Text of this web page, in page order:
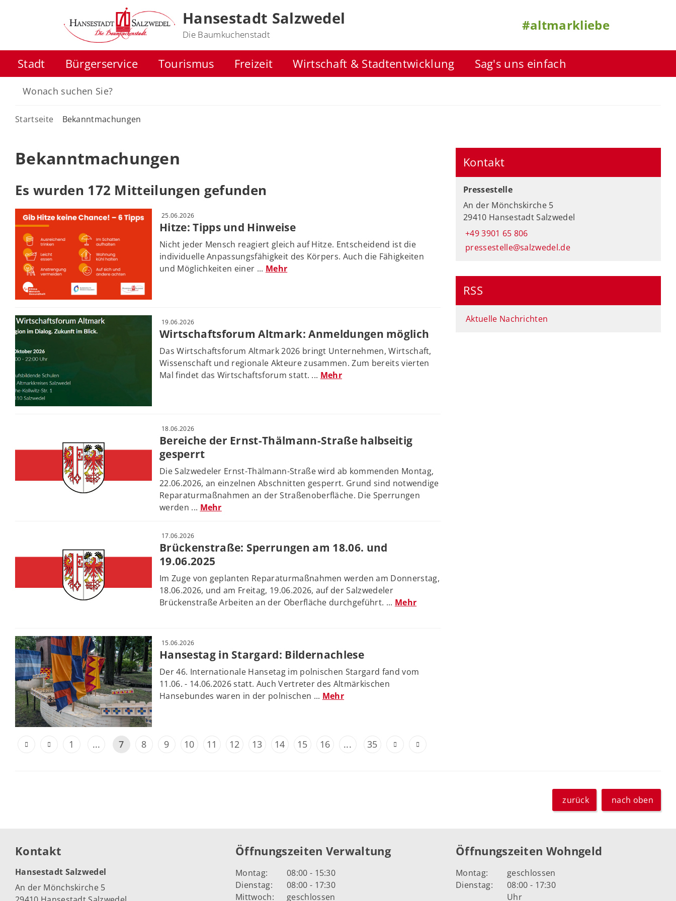
Hansestadt Salzwedel
Die Baumkuchenstadt
#altmarkliebe
Stadt Bürgerservice Tourismus Freizeit Wirtschaft & Stadtentwicklung Sag's uns einfach
Startseite Bekanntmachungen
Bekanntmachungen
Es wurden 172 Mitteilungen gefunden
25.06.2026
Hitze: Tipps und Hinweise
Nicht jeder Mensch reagiert gleich auf Hitze. Entscheidend ist die
individuelle Anpassungsfähigkeit des Körpers. Auch die Fähigkeiten
und Möglichkeiten einer ... Mehr
19.06.2026
Wirtschaftsforum Altmark: Anmeldungen möglich
Das Wirtschaftsforum Altmark 2026 bringt Unternehmen, Wirtschaft,
Wissenschaft und regionale Akteure zusammen. Zum bereits vierten
Mal findet das Wirtschaftsforum statt. ... Mehr
18.06.2026
Bereiche der Ernst-Thälmann-Straße halbseitig
gesperrt
Die Salzwedeler Ernst-Thälmann-Straße wird ab kommenden Montag,
22.06.2026, an einzelnen Abschnitten gesperrt. Grund sind notwendige
Reparaturmaßnahmen an der Straßenoberfläche. Die Sperrungen
werden ... Mehr
17.06.2026
Brückenstraße: Sperrungen am 18.06. und
19.06.2025
Im Zuge von geplanten Reparaturmaßnahmen werden am Donnerstag,
18.06.2026, und am Freitag, 19.06.2026, auf der Salzwedeler
Brückenstraße Arbeiten an der Oberfläche durchgeführt. ... Mehr
15.06.2026
Hansestag in Stargard: Bildernachlese
Der 46. Internationale Hansetag im polnischen Stargard fand vom
11.06. - 14.06.2026 statt. Auch Vertreter des Altmärkischen
Hansebundes waren in der polnischen ... Mehr
1 ... 7 8 9 10 11 12 13 14 15 16 ... 35
Kontakt
Pressestelle
An der Mönchskirche 5
29410 Hansestadt Salzwedel
+49 3901 65 806
pressestelle@salzwedel.de
RSS
Aktuelle Nachrichten
zurück nach oben
Kontakt
Hansestadt Salzwedel
An der Mönchskirche 5
Öffnungszeiten Verwaltung
Montag:
08:00 - 15:30
Dienstag:
08:00 - 17:30
Mittwoch:
geschlossen
Öffnungszeiten Wohngeld
Montag:
geschlossen
Dienstag:
08:00 - 17:30
Uhr